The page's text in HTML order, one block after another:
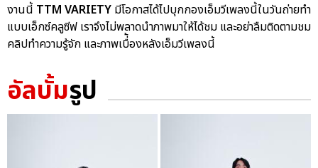
งานนี้ TTM VARIETY มีโอกาสได้ไปบุกกองเอ็มวีเพลงนี้ในวันถ่ายทำ
แบบเอ็กซ์คลูซีฟ เราจึงไม่พลาดนำภาพมาให้ได้ชม และอย่าลืมติดตามชม
คลิปทำความรู้จัก และภาพเบื่้องหลังเอ็มวีเพลงนี้
อัลบั้มรูป